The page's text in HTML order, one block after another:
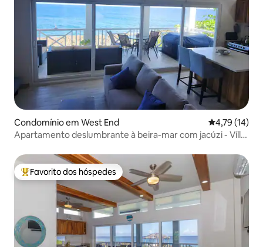
Condomínio em West End Classificação
4,79 (14)
Apartamento deslumbrante à beira-mar com jacúzi - Vílla
Favoritos dos hóspedes mais apreciados
Favorito dos hóspedes